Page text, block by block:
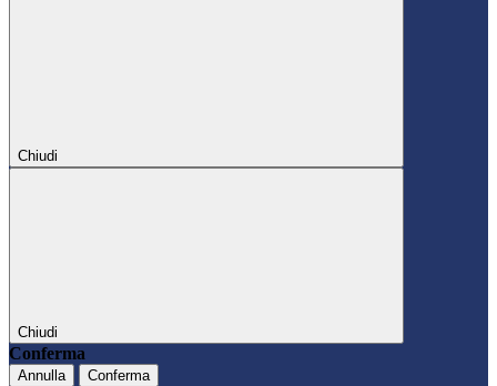
Chiudi
Chiudi
Conferma
Annulla Conferma